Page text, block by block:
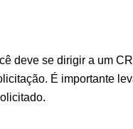
deve se dirigir a um
É importante